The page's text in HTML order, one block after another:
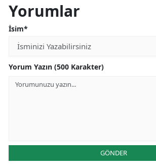
Yorumlar
İsim*
Yorum Yazın (500 Karakter)
GÖNDER